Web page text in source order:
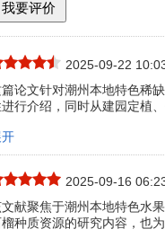
2025-09-22
论文针对潮州本地特色稀
行介绍，同时从建园定植
开
2025-09-16
献聚焦于潮州本地特色水
种质资源的研究内容，也